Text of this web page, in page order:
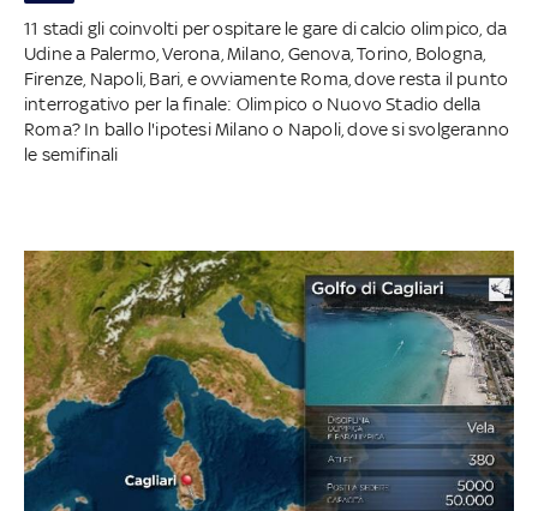
11 stadi gli coinvolti per ospitare le gare di calcio olimpico, da
Udine a Palermo, Verona, Milano, Genova, Torino, Bologna,
Firenze, Napoli, Bari, e ovviamente Roma, dove resta il punto
interrogativo per la finale: Olimpico o Nuovo Stadio della
Roma? In ballo l'ipotesi Milano o Napoli, dove si svolgeranno
le semifinali